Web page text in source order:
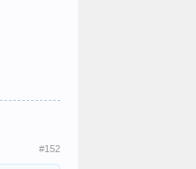
#152